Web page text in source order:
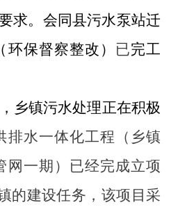
求。会同县污水泵站迁
保督察整改） 已完工
乡镇污水处理正在积极
排水一体化工程（乡镇
网一期）已经完成立项
的建设任务，该项目采